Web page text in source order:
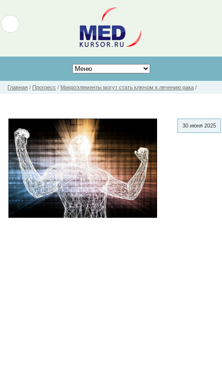
Главная / Прогресс / Микроэлементы могут стать ключом к лечению рака /
30 июня 2025